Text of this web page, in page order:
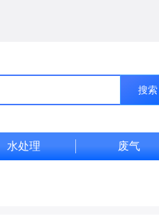
搜索
水处理 废气